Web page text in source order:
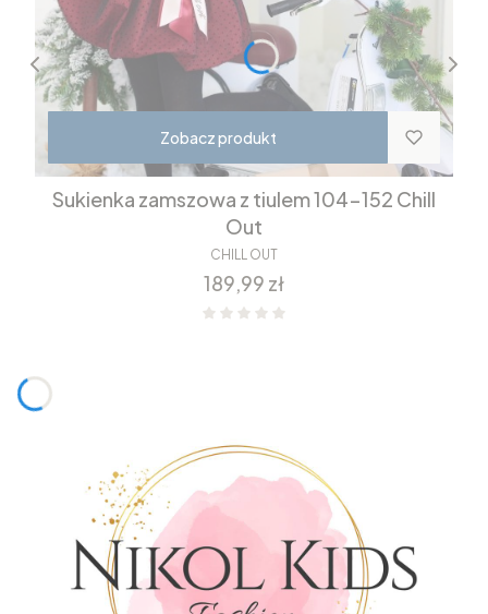
Zobacz produkt
Sukienka zamszowa z tiulem 104-152 Chill
Out
CHILL OUT
Cena
189,99 zł